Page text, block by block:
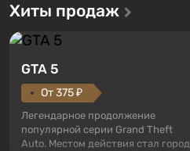
Хиты продаж
GTA 5
От 375 ₽
Легендарное продолжение
популярной серии Grand Theft
Auto. Местом действия стал город